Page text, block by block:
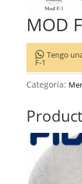
MOD
Tengo
F-1
Categoría: